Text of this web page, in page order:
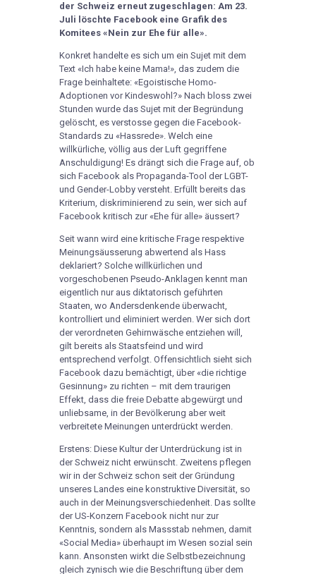
der Schweiz erneut zugeschlagen: Am 23.
Juli löschte Facebook eine Grafik des
Komitees «Nein zur Ehe für alle».
Konkret handelte es sich um ein Sujet mit dem
Text «Ich habe keine Mama!», das zudem die
Frage beinhaltete: «Egoistische Homo-
Adoptionen vor Kindeswohl?» Nach bloss zwei
Stunden wurde das Sujet mit der Begründung
gelöscht, es verstosse gegen die Facebook-
Standards zu «Hassrede». Welch eine
willkürliche, völlig aus der Luft gegriffene
Anschuldigung! Es drängt sich die Frage auf, ob
sich Facebook als Propaganda-Tool der LGBT-
und Gender-Lobby versteht. Erfüllt bereits das
Kriterium, diskriminierend zu sein, wer sich auf
Facebook kritisch zur «Ehe für alle» äussert?
Seit wann wird eine kritische Frage respektive
Meinungsäusserung abwertend als Hass
deklariert? Solche willkürlichen und
vorgeschobenen Pseudo-Anklagen kennt man
eigentlich nur aus diktatorisch geführten
Staaten, wo Andersdenkende überwacht,
kontrolliert und eliminiert werden. Wer sich dort
der verordneten Gehirnwäsche entziehen will,
gilt bereits als Staatsfeind und wird
entsprechend verfolgt. Offensichtlich sieht sich
Facebook dazu bemächtigt, über «die richtige
Gesinnung» zu richten – mit dem traurigen
Effekt, dass die freie Debatte abgewürgt und
unliebsame, in der Bevölkerung aber weit
verbreitete Meinungen unterdrückt werden.
Erstens: Diese Kultur der Unterdrückung ist in
der Schweiz nicht erwünscht. Zweitens pflegen
wir in der Schweiz schon seit der Gründung
unseres Landes eine konstruktive Diversität, so
auch in der Meinungsverschiedenheit. Das sollte
der US-Konzern Facebook nicht nur zur
Kenntnis, sondern als Massstab nehmen, damit
«Social Media» überhaupt im Wesen sozial sein
kann. Ansonsten wirkt die Selbstbezeichnung
gleich zynisch wie die Beschriftung über dem